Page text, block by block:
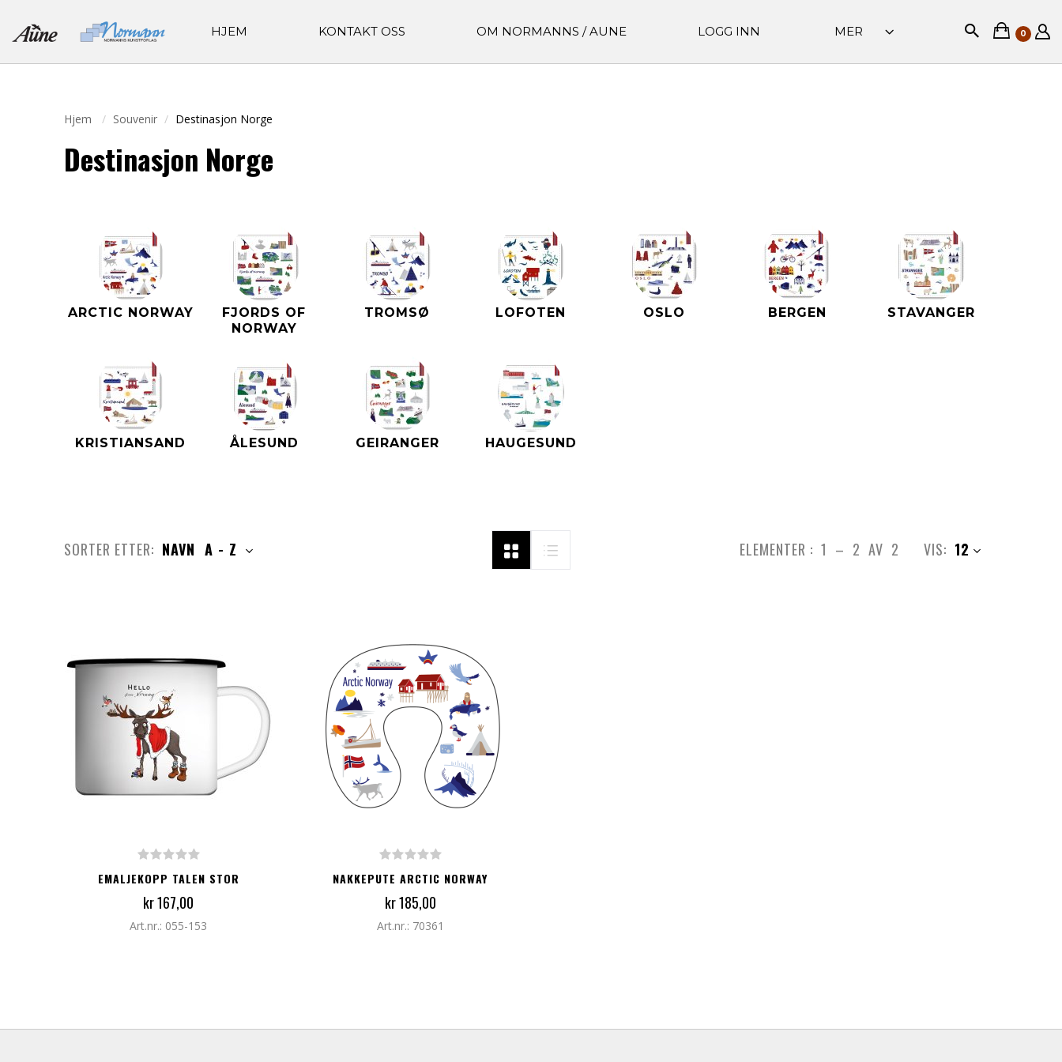
HJEM KONTAKT OSS OM NORMANNS / AUNE LOGG INN MER 0
Hjem Souvenir Destinasjon Norge
Destinasjon Norge
ARCTIC NORWAY
FJORDS OF
NORWAY
TROMSØ LOFOTEN OSLO BERGEN STAVANGER
KRISTIANSAND ÅLESUND GEIRANGER HAUGESUND
ELEMENTER : 1 – 2 AV 2 VIS: 12
SORTER ETTER: NAVN A - Z
LEGG TIL I HANDLEKURV
EMALJEKOPP TALEN STOR
kr 167,00
Art.nr.: 055-153
LEGG TIL I HANDLEKURV
NAKKEPUTE ARCTIC NORWAY
kr 185,00
Art.nr.: 70361